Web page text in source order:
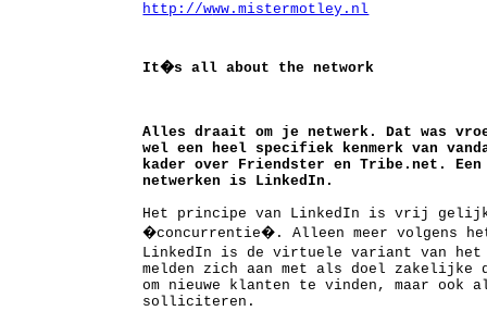
http://www.mistermotley.nl
It�s all about the network
Alles draait om je netwerk. Dat was
wel een heel specifiek kenmerk van
kader over Friendster en Tribe.net.
netwerken is LinkedIn.
Het principe van LinkedIn is vrij gelijk
�concurrentie�. Alleen meer volgens
LinkedIn is de virtuele variant van het
melden zich aan met als doel
om nieuwe klanten te vinden, maar
solliciteren.